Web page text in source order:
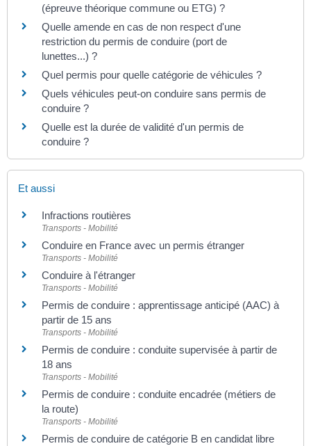
(épreuve théorique commune ou ETG) ?
Quelle amende en cas de non respect d'une
restriction du permis de conduire (port de
lunettes...) ?
Quel permis pour quelle catégorie de véhicules ?
Quels véhicules peut-on conduire sans permis de
conduire ?
Quelle est la durée de validité d'un permis de
conduire ?
Et aussi
Infractions routières
Transports - Mobilité
Conduire en France avec un permis étranger
Transports - Mobilité
Conduire à l'étranger
Transports - Mobilité
Permis de conduire : apprentissage anticipé (AAC) à
partir de 15 ans
Transports - Mobilité
Permis de conduire : conduite supervisée à partir de
18 ans
Transports - Mobilité
Permis de conduire : conduite encadrée (métiers de
la route)
Transports - Mobilité
Permis de conduire de catégorie B en candidat libre